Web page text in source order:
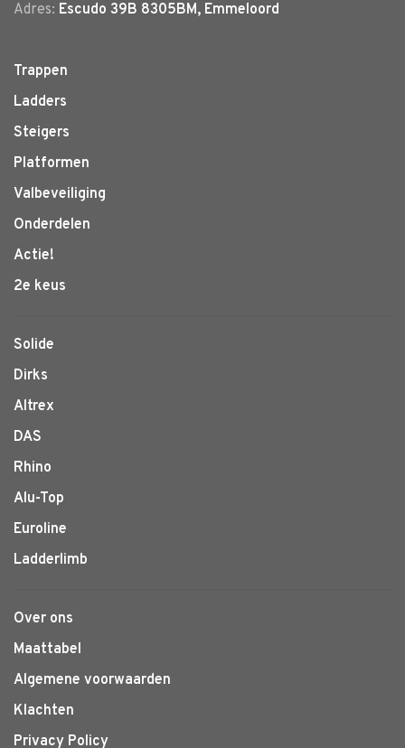
Adres: Escudo 39B 8305BM, Emmeloord
Trappen
Ladders
Steigers
Platformen
Valbeveiliging
Onderdelen
Actie!
2e keus
Solide
Dirks
Altrex
DAS
Rhino
Alu-Top
Euroline
Ladderlimb
Over ons
Maattabel
Algemene voorwaarden
Klachten
Privacy Policy